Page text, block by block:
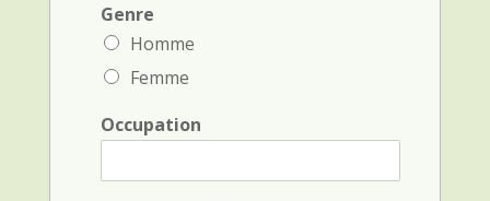
i
t
a
*
m
i
l
*
Genre
Homme
Femme
Occupation